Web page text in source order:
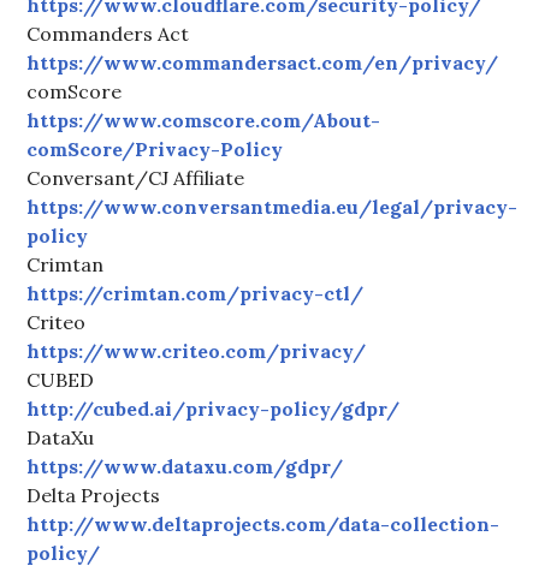
https://www.cloudflare.com/security-policy/
Commanders Act
https://www.commandersact.com/en/privacy/
comScore
https://www.comscore.com/About-
comScore/Privacy-Policy
Conversant/CJ Affiliate
https://www.conversantmedia.eu/legal/privacy-
policy
Crimtan
https://crimtan.com/privacy-ctl/
Criteo
https://www.criteo.com/privacy/
CUBED
http://cubed.ai/privacy-policy/gdpr/
DataXu
https://www.dataxu.com/gdpr/
Delta Projects
http://www.deltaprojects.com/data-collection-
policy/